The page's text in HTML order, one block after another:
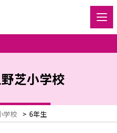
芝小学校
学校 > 6年生